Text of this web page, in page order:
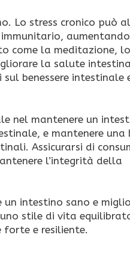
Lo stress cronico può
come la meditazione,
la salute
benessere intestinale
nel mantenere un
e mantenere una
Assicurarsi di
l’integrità della
intestino sano e
stile di vita
forte e resiliente.